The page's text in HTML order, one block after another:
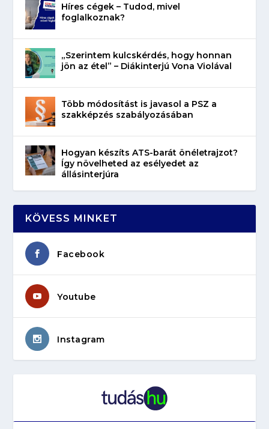
Híres cégek – Tudod, mivel
foglalkoznak?
„Szerintem kulcskérdés, hogy honnan
jön az étel” – Diákinterjú Vona Violával
Több módosítást is javasol a PSZ a
szakképzés szabályozásában
Hogyan készíts ATS-barát önéletrajzot?
Így növelheted az esélyedet az
állásinterjúra
KÖVESS MINKET
Facebook
Youtube
Instagram